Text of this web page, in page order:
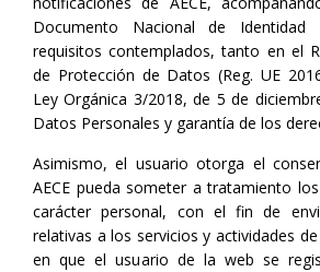
Documento Nacional de
requisitos contemplados, tanto en el
de Protección de Datos (Reg. UE
Ley Orgánica 3/2018, de 5 de
Datos Personales y garantía de los
Asimismo, el usuario otorga el
AECE pueda someter a tratamiento
carácter personal, con el fin de
relativas a los servicios y actividades de
en que el usuario de la web se